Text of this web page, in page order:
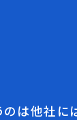
は他社に